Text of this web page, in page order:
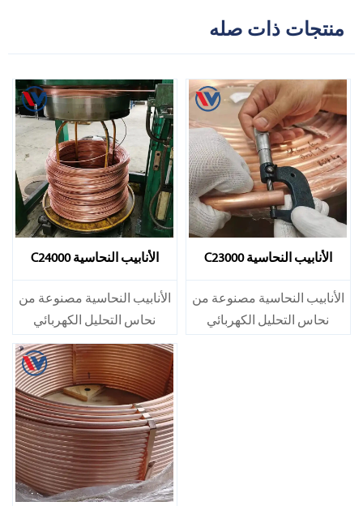
منتجات ذات صله
الأنابيب النحاسية C24000
الأنابيب النحاسية مصنوعة من
نحاس التحليل الكهربائي
النقي. وهي دقيقة الحجم
وناعمة السطح.{#$$$@}. إلى
جانب ذلك، فهي ذات قابلية
جيدة للتوصيل الحراري.
وبالتالي، فهي تستخدم على
نطاق واسع للمبادلات
الحرارية، {#$$$@}
الأنابيب النحاسية C23000
الأنابيب النحاسية مصنوعة من
نحاس التحليل الكهربائي